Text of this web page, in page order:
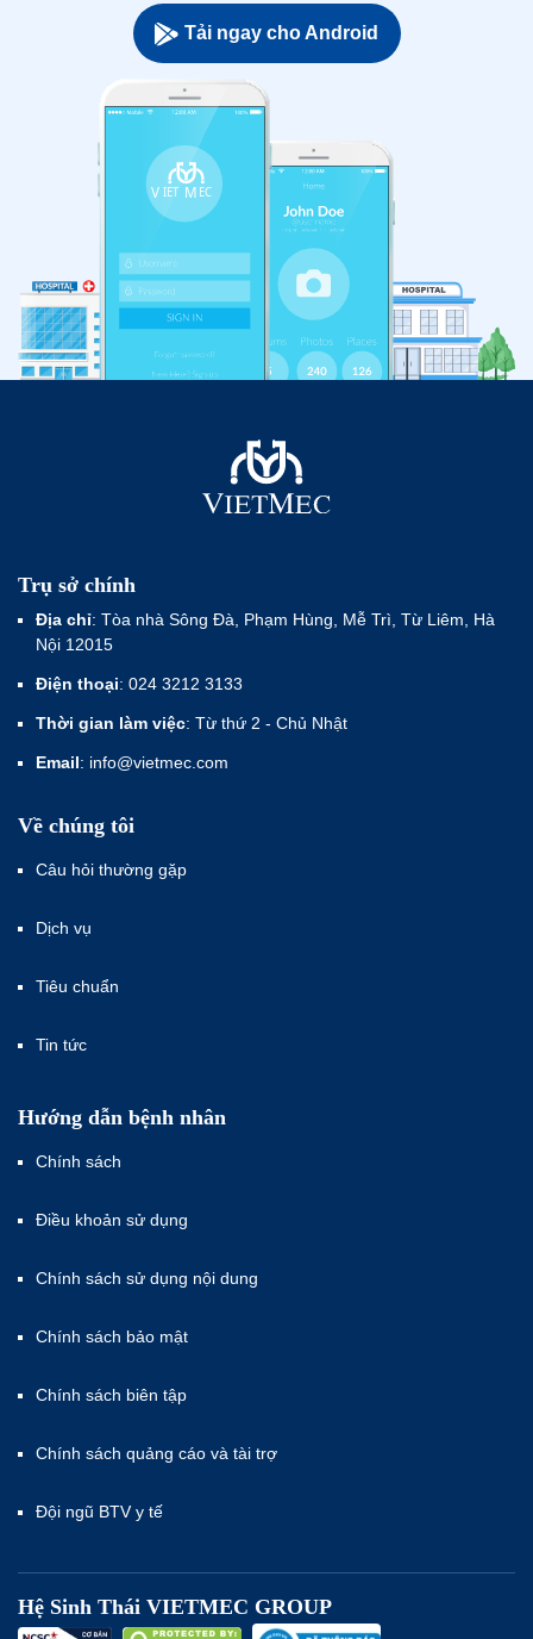
Tải ngay cho Android
Trụ sở chính
Địa chỉ: Tòa nhà Sông Đà, Phạm Hùng, Mễ Trì, Từ Liêm, Hà
Nội 12015
Điện thoại: 024 3212 3133
Thời gian làm việc: Từ thứ 2 - Chủ Nhật
Email: info@vietmec.com
Về chúng tôi
Câu hỏi thường gặp
Dịch vụ
Tiêu chuẩn
Tin tức
Hướng dẫn bệnh nhân
Chính sách
Điều khoản sử dụng
Chính sách sử dụng nội dung
Chính sách bảo mật
Chính sách biên tập
Chính sách quảng cáo và tài trợ
Đội ngũ BTV y tế
Hệ Sinh Thái VIETMEC GROUP